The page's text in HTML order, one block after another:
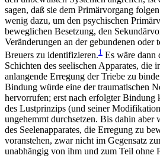
sagen, daß sie dem Primärvorgang
wenig dazu, um den psychischen
beweglichen Besetzung, den
Veränderungen an der gebundenen oder
Breuers zu identifizieren.1 Es wäre dann
Schichten des seelischen Apparates, die
anlangende Erregung der Triebe zu
Bindung würde eine der traumatischen
hervorrufen; erst nach erfolgter Bindung
des Lustprinzips (und seiner
ungehemmt durchsetzen. Bis dahin aber
des Seelenapparates, die Erregung zu
voranstehen, zwar nicht im Gegensatz
unabhängig von ihm und zum Teil ohne